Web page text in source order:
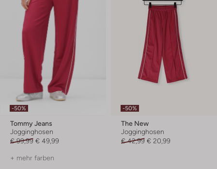
-50%
Tommy Jeans
Jogginghosen
€ 99,99 € 49,99
+ mehr farben
-50%
The New
Jogginghosen
€ 42,99 € 20,99